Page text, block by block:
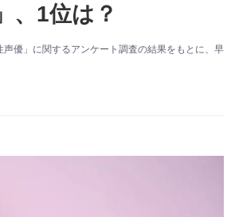
、1位は？
優」に関するアンケート調査の結果をもとに、早